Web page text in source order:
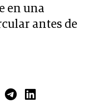
en una
antes de